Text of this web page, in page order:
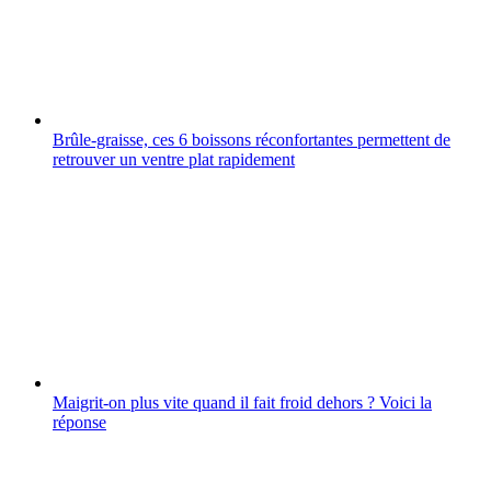
Brûle-graisse, ces 6 boissons réconfortantes permettent de
retrouver un ventre plat rapidement
Maigrit-on plus vite quand il fait froid dehors ? Voici la
réponse